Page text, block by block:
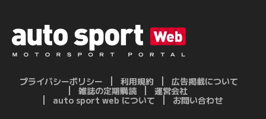
プライバシーポリシー 利用規約
広告掲載について
雑誌の定期購読
運営会社
auto sport web について
お問い合わせ